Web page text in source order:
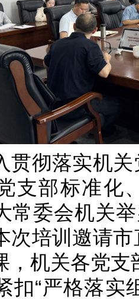
彻落实机关
支部标准化
常委会机关
次培训邀请
，机关各党
“严格落实